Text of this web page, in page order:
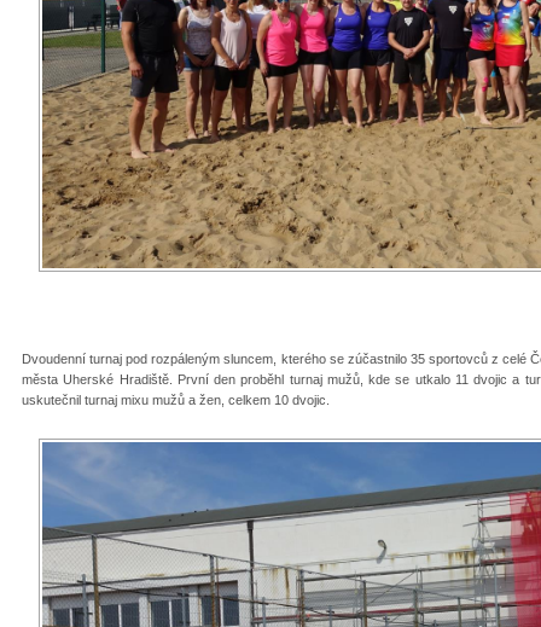
Dvoudenní turnaj pod rozpáleným sluncem, kterého se zúčastnilo 35 sportovců z celé
města Uherské Hradiště. První den proběhl turnaj mužů, kde se utkalo 11 dvojic a
uskutečnil turnaj mixu mužů a žen, celkem 10 dvojic.